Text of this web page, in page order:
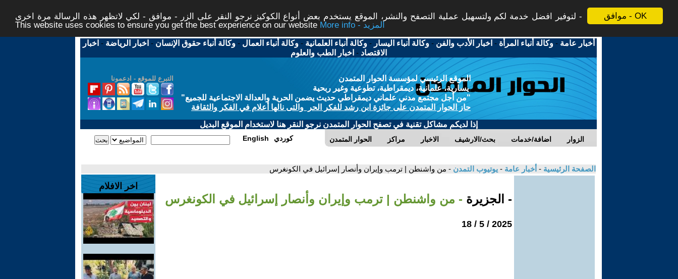
موافق - OK
لتوفير افضل خدمة لكم ولتسهيل عملية التصفح والنشر، الموقع يستخدم بعض أنواع الكوكيز نرجو النقر على الزر - موافق - لكي لاتظهر هذه الرسالة مرة اخرى -
This website uses cookies to ensure you get the best experience on our website
More info - المزيد
أخبار عامة -وكالة أنباء المرأة - اخبار الأدب والفن -وكالة أنباء اليسار -وكالة أنباء العلمانية -وكالة أنباء العمال -وكالة أنباء حقوق الإنسان - اخبار الرياضة - اخبار
الاقتصاد - اخبار الطب والعلوم
التبرع للموقع - ادعمونا
الموقع الرئيسي لمؤسسة الحوار المتمدن
يسارية، علمانية، ديمقراطية، تطوعية وغير ربحية
"من أجل مجتمع مدني علماني ديمقراطي حديث يضمن الحرية والعدالة الاجتماعية للجميع"
حاز الحوار المتمدن على جائزة ابن رشد للفكر الحر والتى نالها أعلام في الفكر والثقافة
إذا لديكم مشاكل تقنية في تصفح الحوار المتمدن نرجو النقر هنا لاستخدام الموقع البديل
الحوار المتمدن مراكز الاخبار بحث/الارشيف اضافة/خدمات الزوار English كوردي
الصفحة الرئيسية - أخبار عامة - يوتيوب التمدن - من واشنطن | ترمب وإيران وأنصار إسرائيل في الكونغرس
- الجزيرة - من واشنطن | ترمب وإيران وأنصار إسرائيل في الكونغرس
2025 / 5 / 18
اخر الافلام